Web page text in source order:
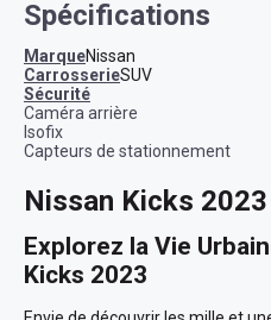
Spécifications
MarqueNissan
CarrosserieSUV
sécurité
Caméra arrière
Isofix
Capteurs de stationnement
Nissan Kicks 2023
Explorez la Vie
Kicks 2023